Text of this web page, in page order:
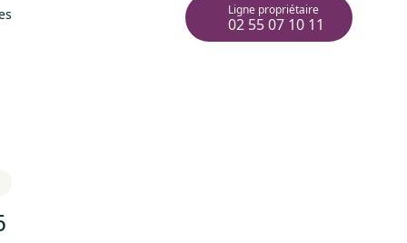
Ligne propriétaire
02 55 07 10 11